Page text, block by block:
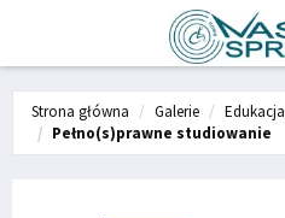
Strona główna Galerie
Edukacja
Pełno(s)prawne studiowanie